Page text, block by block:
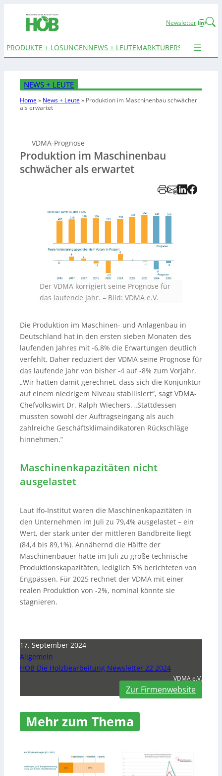
Newsletter
PRODUKTE + LÖSUNGENNEWS + LEUTEMARKTÜBERSICHTEN
NEWS + LEUTE
Home» News + Leute» Produktion im Maschinenbau schwächer
als erwartet
VDMA-Prognose
Produktion im Maschinenbau
schwächer als erwartet
Der VDMA korrigiert seine Prognose für
das laufende Jahr. – Bild: VDMA e.V.
Die Produktion im Maschinen- und Anlagenbau in
Deutschland hat in den ersten sieben Monaten des
laufenden Jahres mit -6,8% die Erwartungen deutlich
verfehlt. Daher reduziert der VDMA seine Prognose für
das laufende Jahr von bisher -4 auf -8% zum Vorjahr.
„Wir hatten damit gerechnet, dass sich die Konjunktur
auf einem niedrigem Niveau stabilisiert“, sagt VDMA-
Chefvolkswirt Dr. Ralph Wiechers. „Stattdessen
mussten sowohl der Auftragseingang als auch
zahlreiche Geschäftsklimaindikatoren Rückschläge
hinnehmen.“
Maschinenkapazitäten nicht
ausgelastet
Laut Ifo-Institut waren die Maschinenkapazitäten in
den Unternehmen im Juli zu 79,4% ausgelastet – ein
Wert, der stark unter der mittleren Bandbreite liegt
(84,4 bis 89,1%). Annähernd die Hälfte der
Maschinenbauer hatte im Juli zu große technische
Produktionskapazitäten, lediglich 5% berichteten von
Engpässen. Für 2025 rechnet der VDMA mit einer
realen Produktion von -2%, nominal könnte sie
stagnieren.
17. September 2024
Allgemein
HOB Die Holzbearbeitung Newsletter 22 2024
VDMA e.V.
Zur Firmenwebsite
Mehr zum Thema